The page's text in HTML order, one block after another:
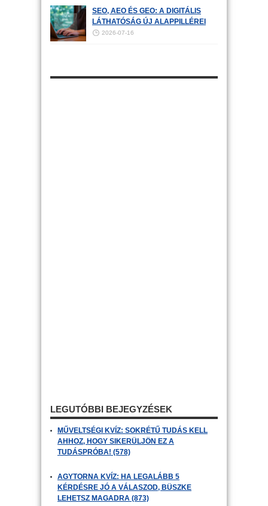
SEO, AEO ÉS GEO: A DIGITÁLIS
LÁTHATÓSÁG ÚJ ALAPPILLÉREI
2026-07-16
LEGUTÓBBI BEJEGYZÉSEK
MŰVELTSÉGI KVÍZ: SOKRÉTŰ TUDÁS KELL
AHHOZ, HOGY SIKERÜLJÖN EZ A
TUDÁSPRÓBA! (578)
AGYTORNA KVÍZ: HA LEGALÁBB 5
KÉRDÉSRE JÓ A VÁLASZOD, BÜSZKE
LEHETSZ MAGADRA (873)